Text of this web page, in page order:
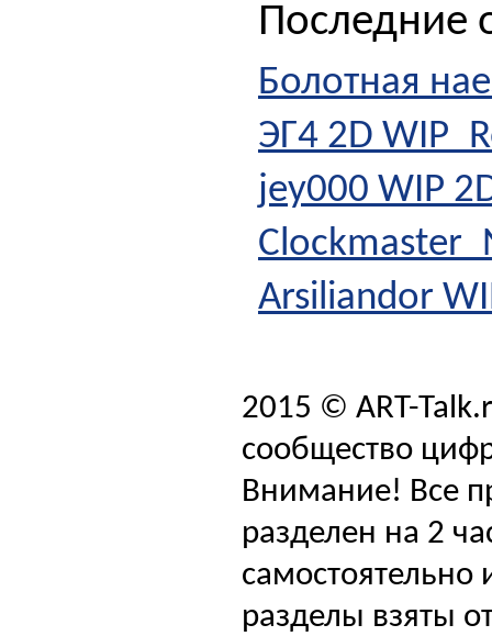
Последние
Болотная
ЭГ4 2D
jey000 WIP
Arsiliandor
2015 © ART-
сообщество
Внимание! Все
разделен на 2
самостоятельно
разделы взяты